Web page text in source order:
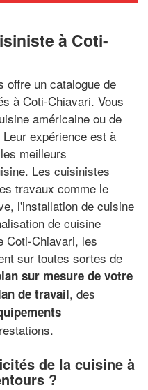
à Coti-
offre un catalogue de
à Coti-Chiavari. Vous
américaine ou de
expérience est à
meilleurs
Les cuisinistes
travaux comme le
l'installation de cuisine
de cuisine
Coti-Chiavari, les
sur toutes sortes de
sur mesure de votre
de travail, des
de la cuisine à
?